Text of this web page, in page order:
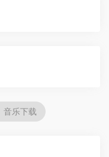
音乐下载